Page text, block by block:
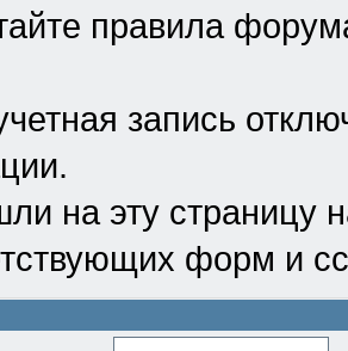
правила
запись
на эту
форм и